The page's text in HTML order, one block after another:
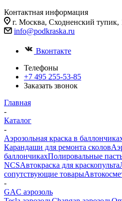
Контактная информация
г. Москва, Сходненский тупик,
info@podkraska.ru
Вконтакте
Телефоны
+7 495 255-53-85
Заказать звонок
Главная
-
Каталог
-
Аэрозольная краска в
Карандаши для ремонта сколов
баллончикахПолировальные
NCSАвтокраска для краскопульта
сопутствующие товары
-
GAC аэрозоль